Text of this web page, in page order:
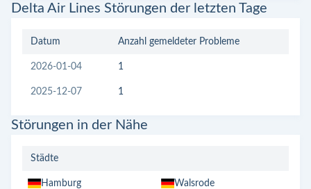
Delta Air Lines Störungen der letzten Tage
Datum Anzahl gemeldeter Probleme
2026-01-04 1
2025-12-07 1
Störungen in der Nähe
Städte
Hamburg Walsrode